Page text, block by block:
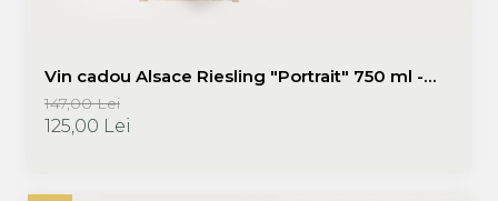
Vin cadou Alsace Riesling "Portrait" 750 ml -
Domaine Zinck | Promoție vinuri cadou
147,00 Lei
125,00 Lei